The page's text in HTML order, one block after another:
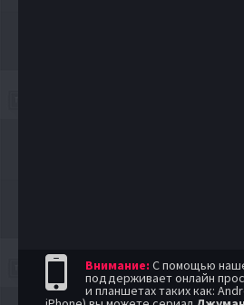
Внимание: С помощью
поддерживает онлайн
и планшетах таких как: